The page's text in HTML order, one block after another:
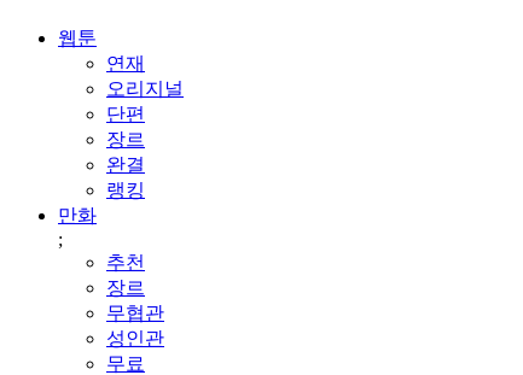
웹툰
연재
오리지널
단편
장르
완결
랭킹
만화
;
추천
장르
무협관
성인관
무료